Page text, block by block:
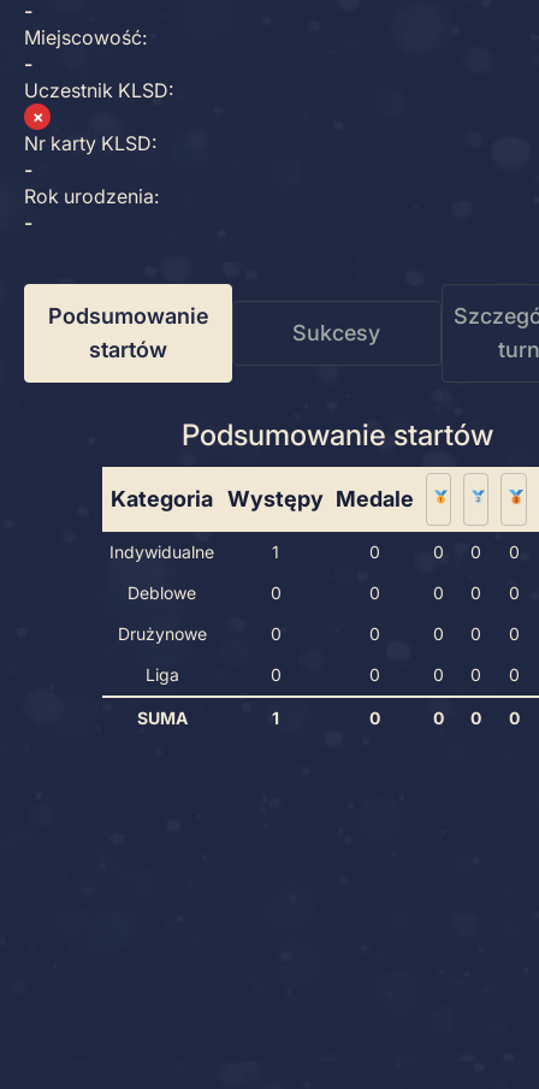
-
Miejscowość:
-
Uczestnik KLSD:
✗
Nr karty KLSD:
-
Rok urodzenia:
-
Podsumowanie
startów
Sukcesy
Podsumowanie startów
Kategoria Występy Medale
Indywidualne 1 0 0 0
0
Deblowe
0 0 0 0
0
Drużynowe
0 0 0 0
0
Liga
0 0 0 0 0
SUMA 1 0 0 0 0